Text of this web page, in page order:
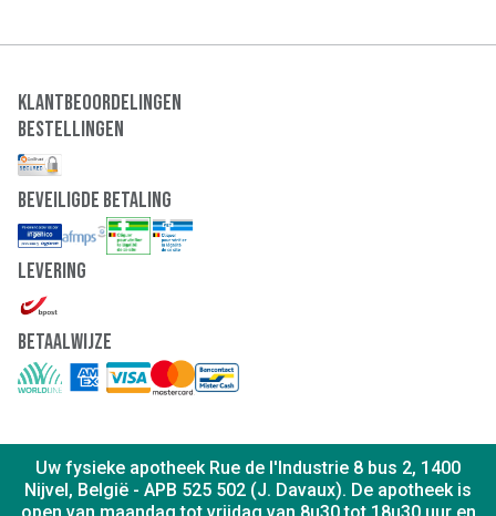
Klantbeoordelingen
Bestellingen
Beveiligde Betaling
Levering
Betaalwijze
Uw fysieke apotheek Rue de l'Industrie 8 bus 2, 1400
Nijvel, België - APB 525 502 (J. Davaux). De apotheek is